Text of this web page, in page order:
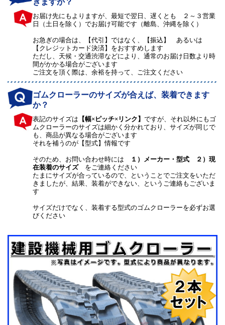
きますか？
お届け先にもよりますが、最短で翌日、遅くとも ２～３営業
日（土日を除く）でお届け可能です（離島、沖縄を除く）
お急ぎの場合は、【代引】ではなく、【振込】 あるいは
【クレジットカード決済】をおすすめします
ただし、天候・交通渋滞などにより、通常のお届け日数より時
間がかかる場合がございます
ご注文を頂く際は、余裕を持って、ご注文ください
ゴムクローラーのサイズが合えば、装着できます
か？
表記のサイズは 【幅×ピッチ×リンク】ですが、それ以外にもゴ
ムクローラーのサイズは細かく分かれており、サイズが同じで
も、商品が異なる場合がございます
それを補うのが【型式】情報です
そのため、お問い合わせ時には
１）メーカー・型式 ２）現
在装着のサイズをご連絡ください
たまにサイズが合っているので、ということでご注文をいただ
きましたが、結果、装着ができない、というご連絡もございま
す
サイズだけでなく、装着する型式のゴムクローラーを必ずお選
びください